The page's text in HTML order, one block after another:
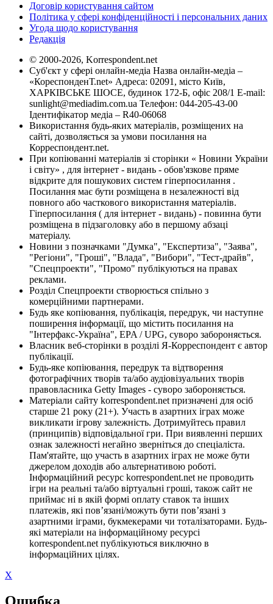
Договір користування сайтом
Політика у сфері конфіденційності і персональних даних
Угода щодо користування
Редакція
© 2000-2026, Korrespondent.net
Суб'єкт у сфері онлайн-медіа Назва онлайн-медіа –
«КореспонденТ.net» Адреса: 02091, місто Київ,
ХАРКІВСЬКЕ ШОСЕ, будинок 172-Б, офіс 208/1 E-mail:
sunlight@mediadim.com.ua Телефон: 044-205-43-00
Ідентифікатор медіа – R40-06068
Використання будь-яких матеріалів, розміщених на
сайті, дозволяється за умови посилання на
Корреспондент.net.
При копіюванні матеріалів зі сторінки « Новини України
і світу» , для інтернет - видань - обов'язкове пряме
відкрите для пошукових систем гіперпосилання .
Посилання має бути розміщена в незалежності від
повного або часткового використання матеріалів.
Гіперпосилання ( для інтернет - видань) - повинна бути
розміщена в підзаголовку або в першому абзаці
матеріалу.
Новини з позначками "Думка", "Експертиза", "Заява",
"Регіони", "Гроші", "Влада", "Вибори", "Тест-драйв",
"Спецпроекти", "Промо" публікуються на правах
реклами.
Розділ Спецпроекти створюється спільно з
комерційними партнерами.
Будь яке копіювання, публікація, передрук, чи наступне
поширення інформації, що містить посилання на
"Інтерфакс-Україна", EPA / UPG, суворо забороняється.
Власник веб-сторінки в розділі Я-Корреспондент є автор
публікації.
Будь-яке копіювання, передрук та відтворення
фотографічних творів та/або аудіовізуальних творів
правовласника Getty Images - суворо забороняється.
Матеріали сайту korrespondent.net призначені для осіб
старше 21 року (21+). Участь в азартних іграх може
викликати ігрову залежність. Дотримуйтесь правил
(принципів) відповідальної гри. При виявленні перших
ознак залежності негайно зверніться до спеціаліста.
Пам'ятайте, що участь в азартних іграх не може бути
джерелом доходів або альтернативою роботі.
Інформаційний ресурс korrespondent.net не проводить
ігри на реальні та/або віртуальні гроші, також сайт не
приймає ні в якій формі оплату ставок та інших
платежів, які пов’язані/можуть бути пов’язані з
азартними іграми, букмекерами чи тоталізаторами. Будь-
які матеріали на інформаційному ресурсі
korrespondent.net публікуються виключно в
інформаційних цілях.
X